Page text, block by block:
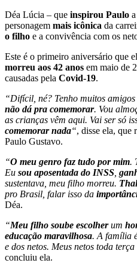
Déa Lúcia – que inspirou Paulo
personagem mais icônica da
o filho e a convivência com os
Este é o primeiro aniversário que
morreu aos 42 anos em maio de
causadas pela Covid-19.
“Difícil, né? Tenho muitos
não dá pra comemorar. Vou
as crianças vêm aqui. Vai ser só
comemorar nada“, disse ela, que
Paulo Gustavo.
“O meu genro faz tudo por mim.
Eu sou aposentada do INSS
sustentava, meu filho morreu.
pro Brasil, falar isso da
Déa.
“Meu filho soube escolherum
educação maravilhosa. A família
e dos netos. Meus netos toda
concluiu ela.